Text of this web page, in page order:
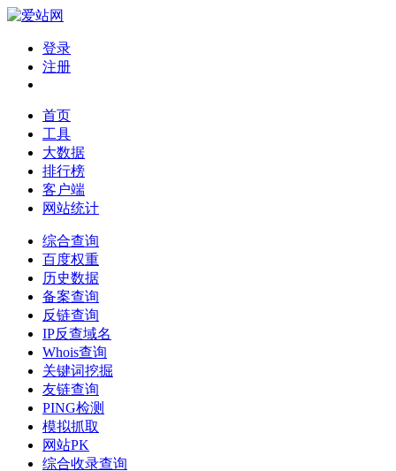
登录
注册
首页
工具
大数据
排行榜
客户端
网站统计
综合查询
百度权重
历史数据
备案查询
反链查询
IP反查域名
Whois查询
关键词挖掘
友链查询
PING检测
模拟抓取
网站PK
综合收录查询